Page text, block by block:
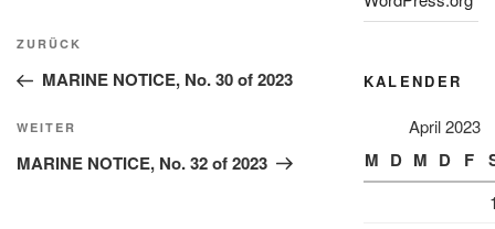
Beitragsnavigation
Vorheriger
Beitrag
ZURÜCK
MARINE NOTICE, No. 30 of 2023
Nächster
Beitrag
WEITER
MARINE NOTICE, No. 32 of 2023
KALENDER
April 2023
M D M D F